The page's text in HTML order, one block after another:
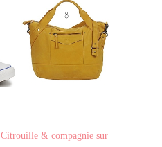
Citrouille & compagnie sur